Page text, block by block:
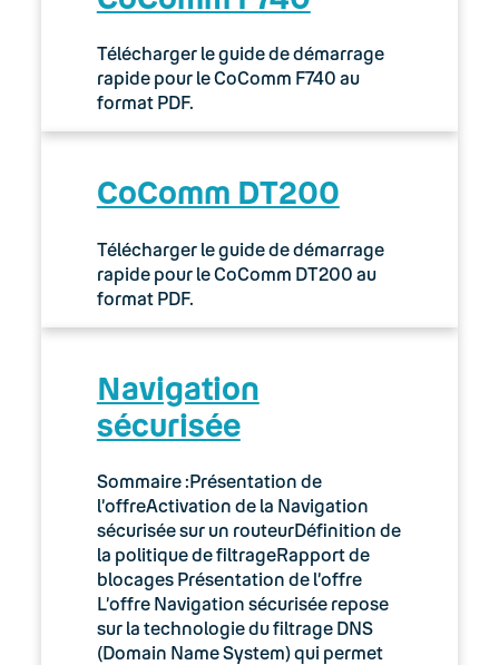
Télécharger le guide de démarrage
rapide pour le CoComm F740 au
format PDF.
CoComm DT200
Télécharger le guide de démarrage
rapide pour le CoComm DT200 au
format PDF.
Navigation
sécurisée
Sommaire :Présentation de
l’offreActivation de la Navigation
sécurisée sur un routeurDéfinition de
la politique de filtrageRapport de
blocages Présentation de l’offre
L’offre Navigation sécurisée repose
sur la technologie du filtrage DNS
(Domain Name System) qui permet